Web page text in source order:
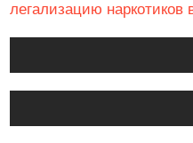
легализацию наркотиков